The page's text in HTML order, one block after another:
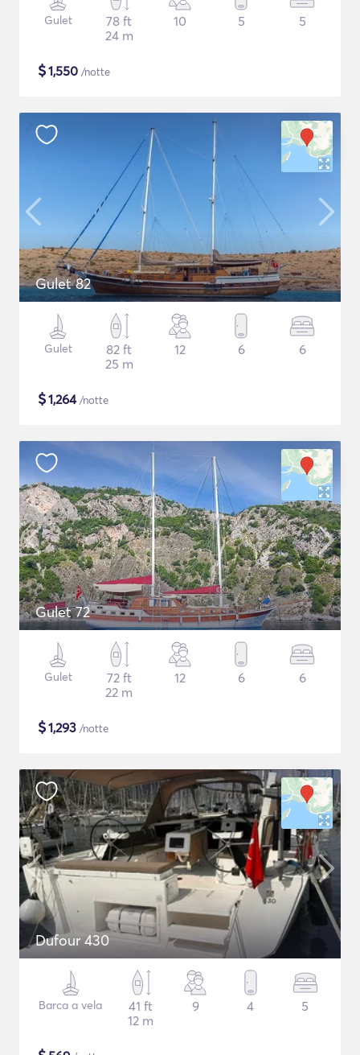
Gulet
78 ft
24 m
10 5 5
$1,550 /notte
Gulet 82
Gulet
82 ft
25 m
12 6 6
$1,264/notte
Gulet 72
Gulet
72 ft
22 m
12 6 6
$1,293 /notte
Dufour 430
Barca a vela
41 ft
12 m
9 4 5